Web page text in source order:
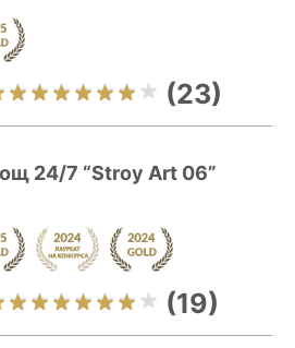
(23)
24/7 “Stroy Art 06”
(19)